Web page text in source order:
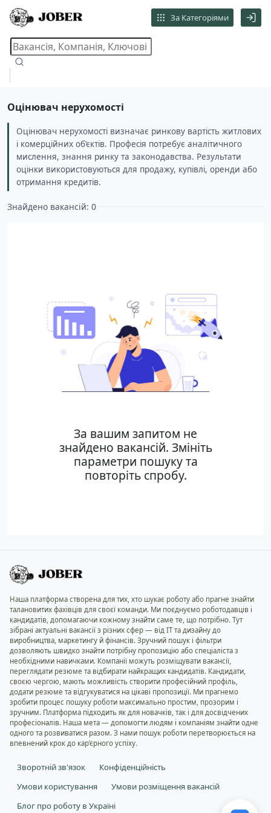
За Категоріями
Оцінювач нерухомості
Оцінювач нерухомості визначає ринкову вартість житлових
і комерційних об’єктів. Професія потребує аналітичного
мислення, знання ринку та законодавства. Результати
оцінки використовуються для продажу, купівлі, оренди або
отримання кредитів.
Знайдено вакансій: 0
За вашим запитом не
знайдено вакансій. Змініть
параметри пошуку та
повторіть спробу.
Наша платформа створена для тих, хто шукає роботу або прагне знайти
талановитих фахівців для своєї команди. Ми поєднуємо роботодавців і
кандидатів, допомагаючи кожному знайти саме те, що потрібно. Тут
зібрані актуальні вакансії з різних сфер — від IT та дизайну до
виробництва, маркетингу й фінансів. Зручний пошук і фільтри
дозволяють швидко знайти потрібну пропозицію або спеціаліста з
необхідними навичками. Компанії можуть розміщувати вакансії,
переглядати резюме та відбирати найкращих кандидатів. Кандидати,
своєю чергою, мають можливість створити професійний профіль,
додати резюме та відгукуватися на цікаві пропозиції. Ми прагнемо
зробити процес пошуку роботи максимально простим, прозорим і
зручним. Платформа підходить як для новачків, так і для досвідчених
професіоналів. Наша мета — допомогти людям і компаніям знайти одне
одного та розвиватися разом. З нами пошук роботи перетворюється на
впевнений крок до кар’єрного успіху.
Зворотній зв'язок
Конфіденційність
Умови користування
Умови розміщення вакансій
Блог про роботу в Україні